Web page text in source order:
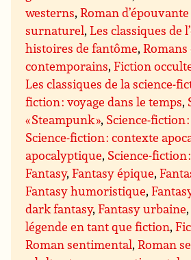
westerns,Roman
surnaturel,Les classiques de
histoires de fantôme,Romans
contemporains,Fiction
Les classiques de la science-
fiction : voyage dans le temps,
« Steampunk », Science-fiction
Science-fiction : contexte
apocalyptique, Science-fiction
Fantasy,Fantasy épique,
Fantasy humoristique,
dark fantasy,Fantasy urbaine
légende en tant que fiction,
Roman sentimental,Roman